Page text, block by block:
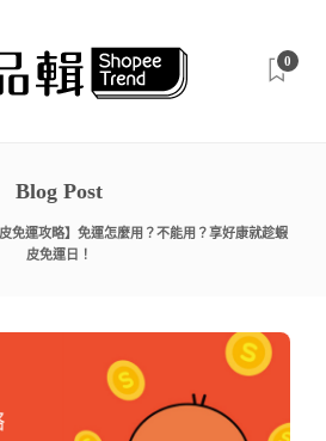
0
Blog Post
皮免運攻略】免運怎麼用？不能用？享好康就趁蝦
皮免運日！